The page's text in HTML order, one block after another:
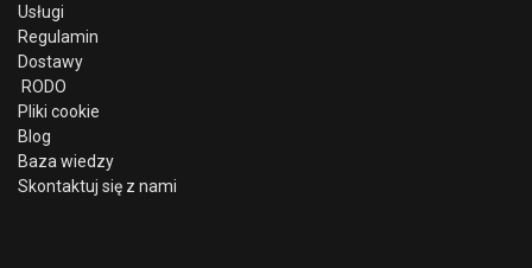
Usługi
Regulamin
Dostawy
RODO
Pliki cookie
Blog
Baza wiedzy
Skontaktuj się z nami